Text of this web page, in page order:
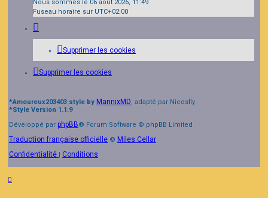
Nous sommes le 06 août 2026, 11:49
Fuseau horaire sur UTC+02:00
Supprimer les cookies
Supprimer les cookies
*Amoureux203403 style by MannixMD, adapté par Nicosfly
*Style Version 1.1.9
Développé par phpBB® Forum Software © phpBB Limited
Traduction française officielle © Miles Cellar
Confidentialité
Conditions